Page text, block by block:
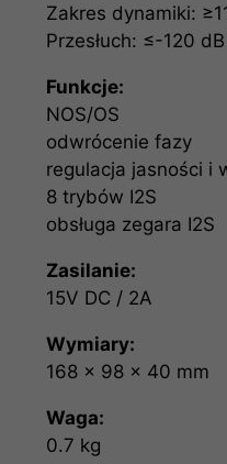
Zakres dynamiki:
Przesłuch: ≤-120 dB
Funkcje:
NOS/OS
odwrócenie fazy
regulacja jasności i
8 trybów I2S
obsługa zegara I2S
Zasilanie:
15V DC / 2A
Wymiary:
168 × 98 × 40 mm
Waga:
0.7 kg